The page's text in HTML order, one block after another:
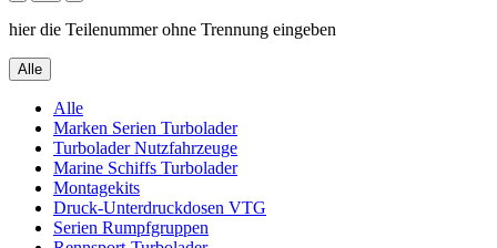
hier die Teilenummer ohne Trennung eingeben
Alle
Alle
Marken Serien Turbolader
Turbolader Nutzfahrzeuge
Marine Schiffs Turbolader
Montagekits
Druck-Unterdruckdosen VTG
Serien Rumpfgruppen